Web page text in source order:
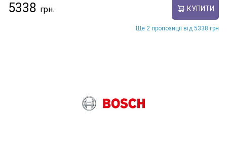
5338 КУПИТИ
Ще 2 пропозиції від 5338 грн